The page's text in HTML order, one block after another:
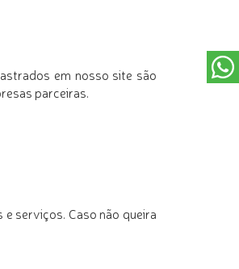
em nosso site são
parceiras.
serviços. Caso não queira